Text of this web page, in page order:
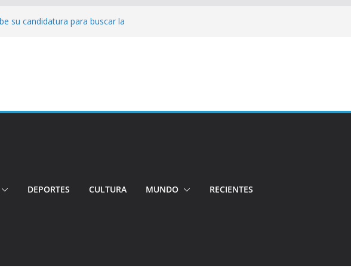
su candidatura para buscar la
Investigan crimen de un hombre en el
e incidentes marcaron la
DEPORTES CULTURA MUNDO RECIENTES